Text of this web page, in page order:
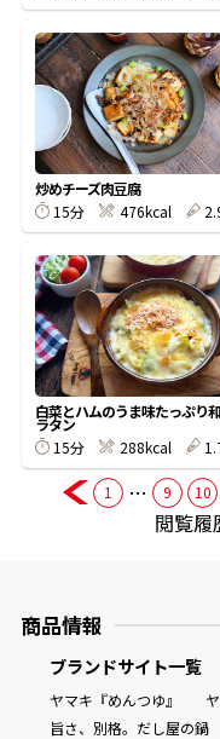
商品情報一覧
おすすめサイト
新鮮一番
氷熟®︎
だしパック
炒めチーズ肉豆腐
15分
476kcal
白菜とハムのうま味たっぷり
ラタン
15分
288kcal
1 … 9 10
閲覧履
商品情報
ブランドサイト一覧
ヤマキ『めんつゆ』
旨さ、別格。だし屋の鍋